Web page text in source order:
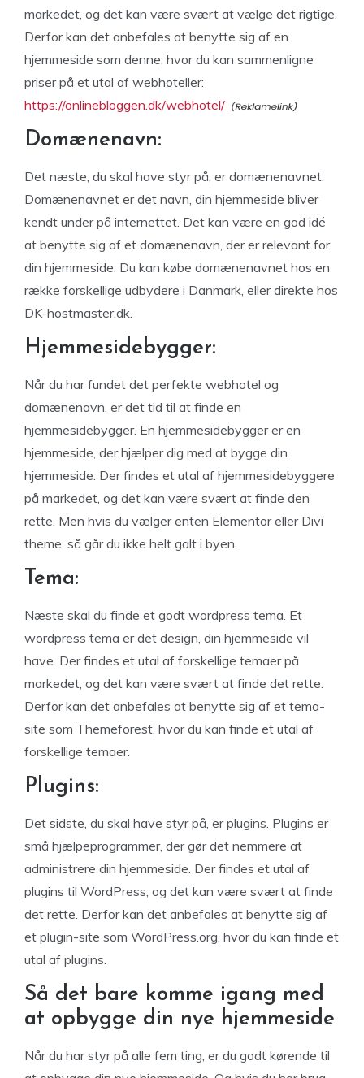
markedet, og det kan være svært at vælge det rigtige.
Derfor kan det anbefales at benytte sig af en
hjemmeside som denne, hvor du kan sammenligne
priser på et utal af webhoteller:
https://onlinebloggen.dk/webhotel/
Domænenavn:
Det næste, du skal have styr på, er domænenavnet.
Domænenavnet er det navn, din hjemmeside bliver
kendt under på internettet. Det kan være en god idé
at benytte sig af et domænenavn, der er relevant for
din hjemmeside. Du kan købe domænenavnet hos en
række forskellige udbydere i Danmark, eller direkte hos
DK-hostmaster.dk.
Hjemmesidebygger:
Når du har fundet det perfekte webhotel og
domænenavn, er det tid til at finde en
hjemmesidebygger. En hjemmesidebygger er en
hjemmeside, der hjælper dig med at bygge din
hjemmeside. Der findes et utal af hjemmesidebyggere
på markedet, og det kan være svært at finde den
rette. Men hvis du vælger enten Elementor eller Divi
theme, så går du ikke helt galt i byen.
Tema:
Næste skal du finde et godt wordpress tema. Et
wordpress tema er det design, din hjemmeside vil
have. Der findes et utal af forskellige temaer på
markedet, og det kan være svært at finde det rette.
Derfor kan det anbefales at benytte sig af et tema-
site som Themeforest, hvor du kan finde et utal af
forskellige temaer.
Plugins:
Det sidste, du skal have styr på, er plugins. Plugins er
små hjælpeprogrammer, der gør det nemmere at
administrere din hjemmeside. Der findes et utal af
plugins til WordPress, og det kan være svært at finde
det rette. Derfor kan det anbefales at benytte sig af
et plugin-site som WordPress.org, hvor du kan finde et
utal af plugins.
Så det bare komme igang med
at opbygge din nye hjemmeside
Når du har styr på alle fem ting, er du godt kørende til